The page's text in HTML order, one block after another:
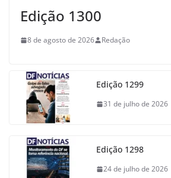
Edição 1300
8 de agosto de 2026 Redação
Edição 1299
31 de julho de 2026
Edição 1298
24 de julho de 2026